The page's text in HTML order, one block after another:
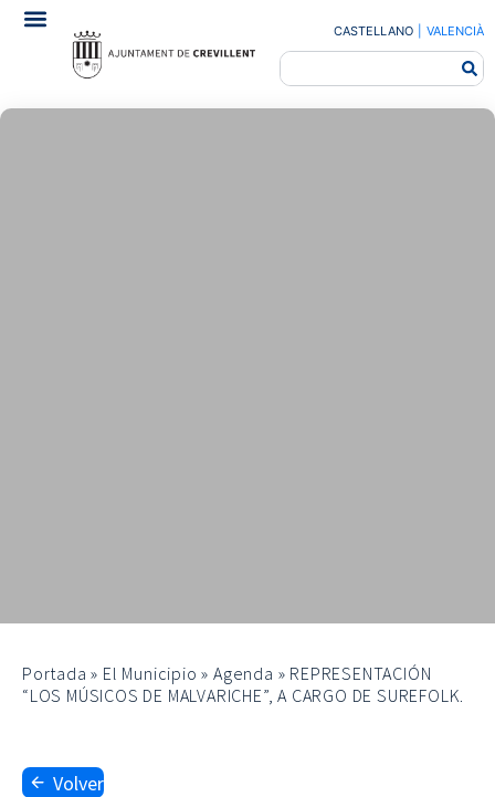
CASTELLANO VALENCIÀ
Portada » El Municipio »Agenda » REPRESENTACIÓN
“LOS MÚSICOS DE MALVARICHE”, A CARGO DE SUREFOLK.
Volver